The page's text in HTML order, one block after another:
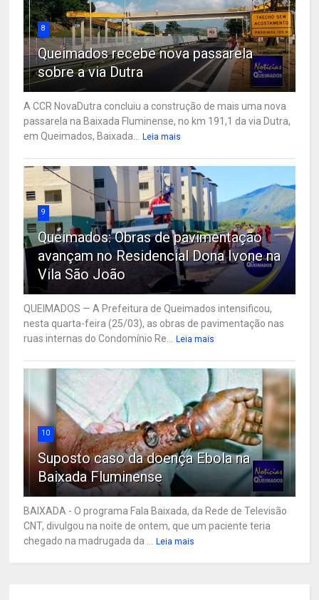
8
Queimados recebe nova passarela
sobre a via Dutra
A CCR NovaDutra concluiu a construção de mais uma nova
passarela na Baixada Fluminense, no km 191,1 da via Dutra,
em Queimados, Baixada...
Leia mais
9
Queimados: Obras de pavimentação
avançam no Residencial Dona Ivone na
Vila São João
QUEIMADOS — A Prefeitura de Queimados intensificou,
nesta quarta-feira (25/03), as obras de pavimentação nas
ruas internas do Condomínio Re...
Leia mais
10
Suposto caso da doença Ebola na
Baixada Fluminense
BAIXADA - O programa Fala Baixada, da Rede de Televisão
CNT, divulgou na noite de ontem, que um paciente teria
chegado na madrugada da ...
Leia mais